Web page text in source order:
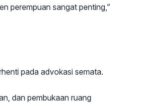
perempuan sangat penting,”
pada advokasi semata.
dan pembukaan ruang